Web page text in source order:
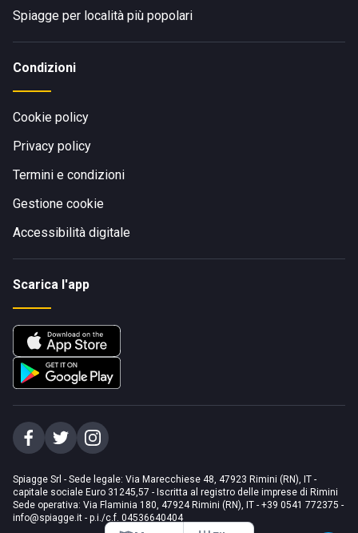
Spiagge per località più popolari
Condizioni
Cookie policy
Privacy policy
Termini e condizioni
Gestione cookie
Accessibilità digitale
Scarica l'app
Spiagge Srl - Sede legale: Via Marecchiese 48, 47923 Rimini (RN), IT -
capitale sociale Euro 31245,57 - Iscritta al registro delle imprese di Rimini
Sede operativa: Via Flaminia 180, 47924 Rimini (RN), IT - +39 0541 772375 -
info@spiagge.it - p.i./c.f. 04536640404